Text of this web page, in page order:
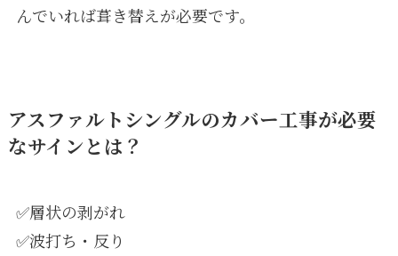
んでいれば葺き替えが必要です。
アスファルトシングルのカバー工事が必要
なサインとは？
✅層状の剥がれ
✅波打ち・反り